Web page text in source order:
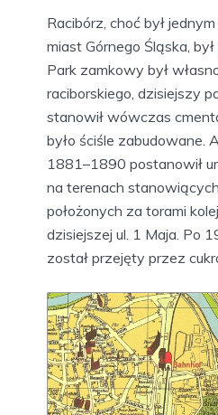
Racibórz, choć był
miast Górnego Śląska,
Park zamkowy był
raciborskiego, dzisiejszy
stanowił wówczas
było ściśle zabudowane.
1881–1890 postanowił
na terenach
położonych za torami
dzisiejszej ul. 1 Maja. Po
został przejęty przez